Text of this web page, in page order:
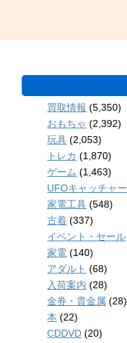
買取情報 (5,350)
おもちゃ (2,392)
玩具 (2,053)
トレカ (1,870)
ゲーム (1,463)
UFOキャッチャー
家電工具 (548)
古着 (337)
イベント・セール
家電 (140)
アダルト (68)
入荷案内 (28)
金券・貴金属 (28)
本 (22)
CDDVD (20)